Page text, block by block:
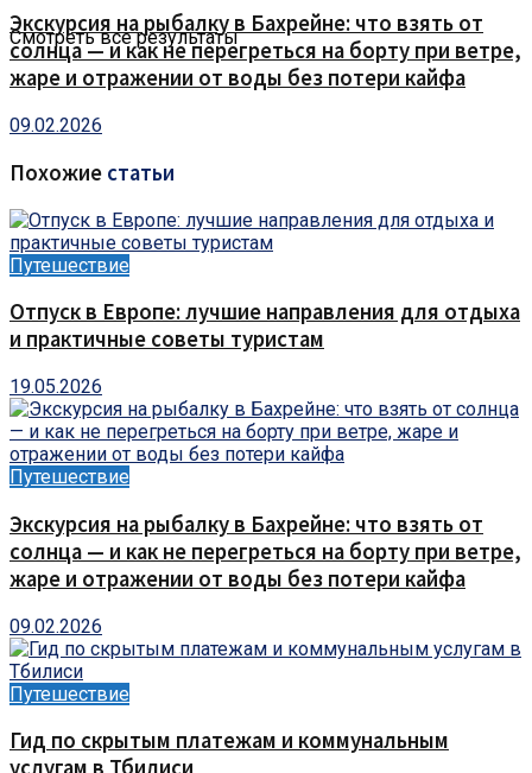
Смотреть все результаты
Экскурсия на рыбалку в Бахрейне: что взять от
солнца — и как не перегреться на борту при ветре,
жаре и отражении от воды без потери кайфа
09.02.2026
Похожие статьи
Путешествие
Отпуск в Европе: лучшие направления для отдыха
и практичные советы туристам
19.05.2026
Путешествие
Экскурсия на рыбалку в Бахрейне: что взять от
солнца — и как не перегреться на борту при ветре,
жаре и отражении от воды без потери кайфа
09.02.2026
Путешествие
Гид по скрытым платежам и коммунальным